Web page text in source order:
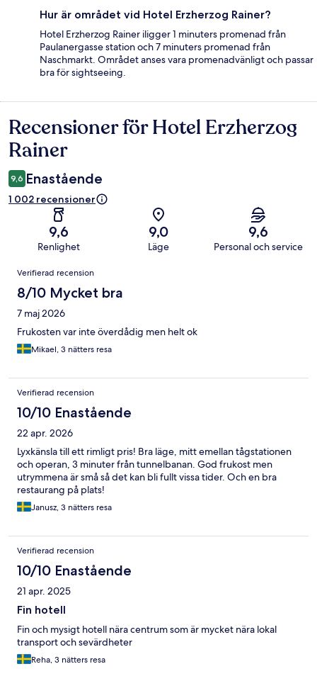
Hur är området vid Hotel Erzherzog Rainer?
Hotel Erzherzog Rainer iligger 1 minuters promenad från
Paulanergasse station och 7 minuters promenad från
Naschmarkt. Området anses vara promenadvänligt och passar
bra för sightseeing.
Recensioner
Recensioner för Hotel Erzherzog
Rainer
9,6 Enastående
1 002 recensioner
9,6
Renlighet
9,0
Läge
9,6
Personal och service
Recensioner
Verifierad recension
8/10 Mycket bra
7 maj 2026
Frukosten var inte överdådig men helt ok
Mikael, 3 nätters resa
Verifierad recension
10/10 Enastående
22 apr. 2026
Lyxkänsla till ett rimligt pris! Bra läge, mitt emellan tågstationen
och operan, 3 minuter från tunnelbanan. God frukost men
utrymmena är små så det kan bli fullt vissa tider. Och en bra
restaurang på plats!
Janusz, 3 nätters resa
Verifierad recension
10/10 Enastående
21 apr. 2025
Fin hotell
Fin och mysigt hotell nära centrum som är mycket nära lokal
transport och sevärdheter
Reha, 3 nätters resa